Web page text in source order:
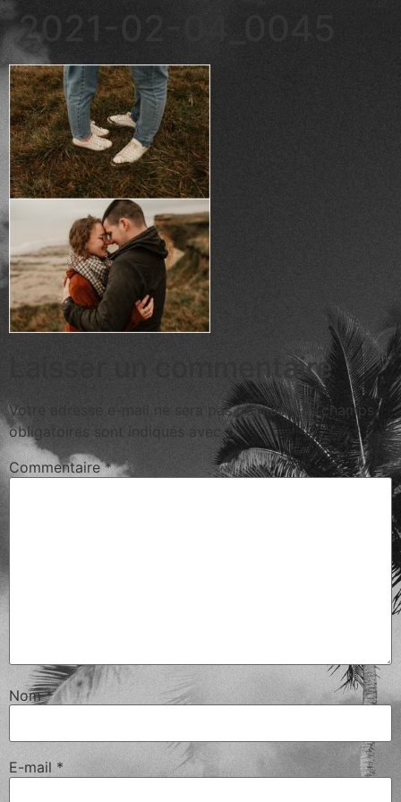
2021-02-04_0045
Laisser un commentaire
Votre adresse e-mail ne sera pas publiée. Les champs
obligatoires sont indiqués avec*
Commentaire*
Nom*
E-mail *